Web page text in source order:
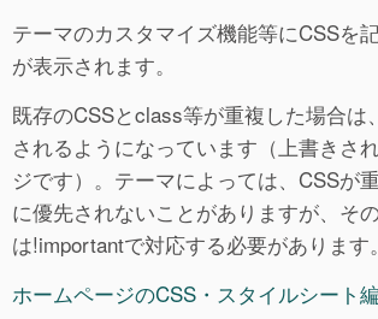
テーマのカスタマイズ機能等にCSSを
が表示されます。
既存のCSSとclass等が重複した場合は
されるようになっています（上書きさ
ジです）。テーマによっては、CSSが
に優先されないことがありますが、そ
は!importantで対応する必要があります。
ホームページのCSS・スタイルシート